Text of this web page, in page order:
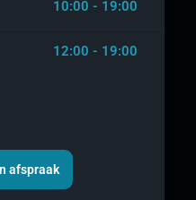
10:00 - 19:00
12:00 - 19:00
afspraak